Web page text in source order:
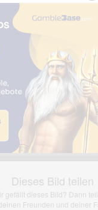
wurde von einem Nutzer
Haftung für den Inhalt des
nach §2(3) unserer
Dieses Bild teilen
gefällt dieses Bild? Dann
Freunden und deiner